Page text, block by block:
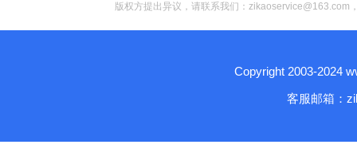
版权方提出异议，请联系我们：zikaoservice@163.com
Copyright 2003-2024
客服邮箱：